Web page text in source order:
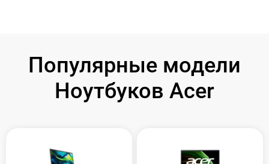
Популярные модели
Ноутбуков Acer